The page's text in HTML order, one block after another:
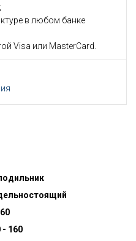
в любом банке
Visa или MasterCard.
- 160